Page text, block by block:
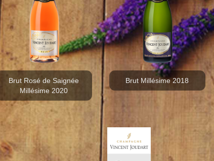
Brut Rosé de Saignée
Millésime 2020
Brut Millésime 2018